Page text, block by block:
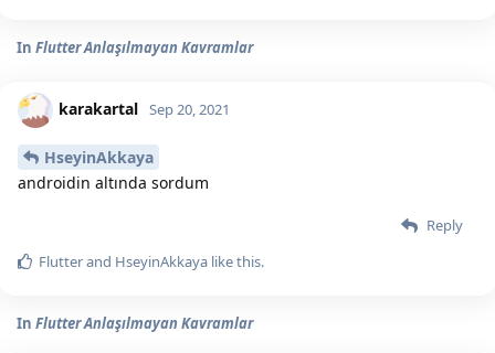
In Flutter Anlaşılmayan Kavramlar
karakartal Sep 20, 2021
HseyinAkkaya
androidin altında sordum
Reply
Flutterand HseyinAkkaya like this.
In Flutter Anlaşılmayan Kavramlar